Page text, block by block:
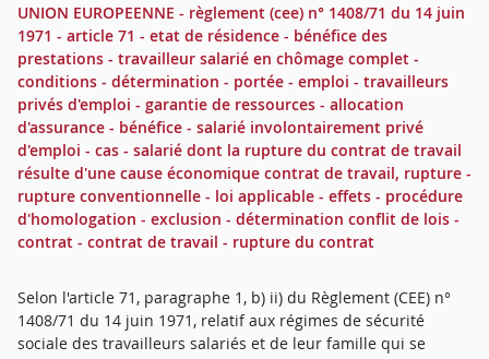
UNION EUROPEENNE - règlement (cee) n° 1408/71 du 14 juin
1971 - article 71 - etat de résidence - bénéfice des
prestations - travailleur salarié en chômage complet -
conditions - détermination - portée - emploi - travailleurs
privés d'emploi - garantie de ressources - allocation
d'assurance - bénéfice - salarié involontairement privé
d'emploi - cas - salarié dont la rupture du contrat de travail
résulte d'une cause économique contrat de travail, rupture -
rupture conventionnelle - loi applicable - effets - procédure
d'homologation - exclusion - détermination conflit de lois -
contrat - contrat de travail - rupture du contrat
Selon l'article 71, paragraphe 1, b) ii) du Règlement (CEE) n°
1408/71 du 14 juin 1971, relatif aux régimes de sécurité
sociale des travailleurs salariés et de leur famille qui se